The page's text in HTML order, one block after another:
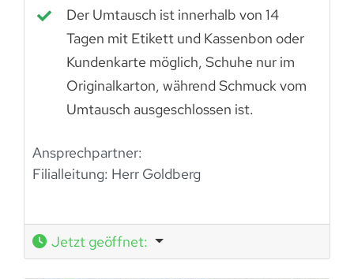
Der Umtausch ist innerhalb von 14
Tagen mit Etikett und Kassenbon oder
Kundenkarte möglich, Schuhe nur im
Originalkarton, während Schmuck vom
Umtausch ausgeschlossen ist.
Ansprechpartner:
Filialleitung: Herr Goldberg
Jetzt geöffnet: